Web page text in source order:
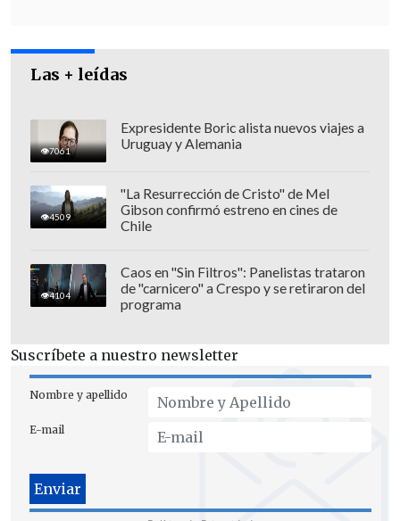
Las + leídas
7061
Expresidente Boric alista nuevos viajes a
Uruguay y Alemania
4509
"La Resurrección de Cristo" de Mel
Gibson confirmó estreno en cines de
Chile
4104
Caos en "Sin Filtros": Panelistas trataron
de "carnicero" a Crespo y se retiraron del
programa
Suscríbete a nuestro newsletter
Nombre y apellido
E-mail